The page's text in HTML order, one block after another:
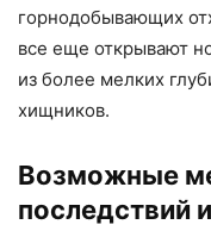
горнодобывающих
все еще открывают
из более мелких
хищников.
Возможные
последствий